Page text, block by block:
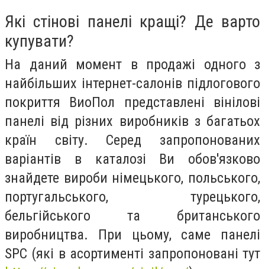
Які стінові панелі кращі? Де варто
купувати?
На даний момент в продажі одного з
найбільших інтернет-салонів підлогового
покриття ВиоПол представлені вінілові
панелі від різних виробників з багатьох
країн світу. Серед запропонованих
варіантів в каталозі Ви обов'язково
знайдете вироби німецького, польського,
португальського, турецького,
бельгійського та британського
виробництва. При цьому, саме панелі
SPC (які в асортименті запропоновані тут